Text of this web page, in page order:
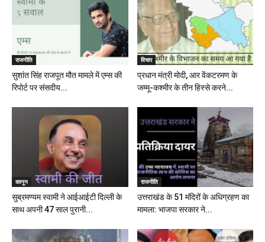
राजनीति
सुशांत सिंह राजपूत मौत मामले में एम्स की
रिपोर्ट पर संसदीय...
विचार
प्रधान मंत्री मोदी, आर वेंकटरमण के
जम्मू-कश्मीर के तीन हिस्से करने...
कानून
सुब्रमण्यम स्वामी ने आईआईटी दिल्ली के
साथ अपनी 47 साल पुरानी...
राजनीति
उत्तराखंड के 51 मंदिरों के अधिग्रहण का
मामला: भाजपा सरकार ने...